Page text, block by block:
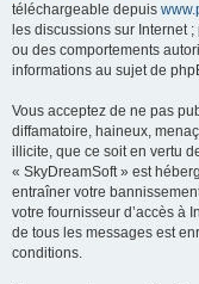
téléchargeable depuis
les discussions sur Internet
ou des comportements
informations au sujet de
Vous acceptez de ne pas
diffamatoire, haineux,
illicite, que ce soit en vertu
« SkyDreamSoft » est
entraîner votre
votre fournisseur d’accès à
de tous les messages est
conditions.